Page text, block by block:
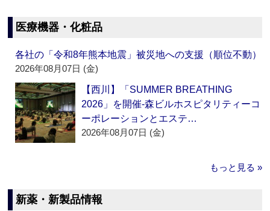
医療機器・化粧品
各社の「令和8年熊本地震」被災地への支援（順位不動）
2026年08月07日 (金)
【西川】「SUMMER BREATHING
2026」を開催‐森ビルホスピタリティーコ
ーポレーションとエステ…
2026年08月07日 (金)
もっと見る »
新薬・新製品情報